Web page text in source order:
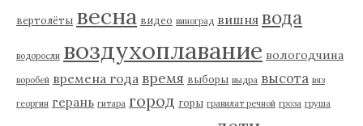
вертолёты весна видео виноград вишня вода
водоросли воздухоплавание вологодчина
воробей времена года время выборы выдра высота вяз
георгин герань гитара город горы гравилат речной гроза груша